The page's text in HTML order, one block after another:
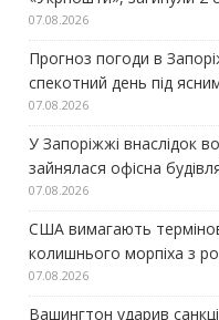
07.08.2026
Прогноз погоди в
спекотний день під
07.08.2026
У Запоріжжі внаслідок
зайнялася офісна
07.08.2026
США вимагають
колишнього морпіха з
07.08.2026
Вашингтон ударив